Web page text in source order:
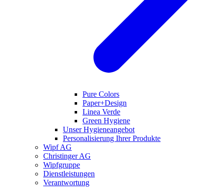
Pure Colors
Paper+Design
Linea Verde
Green Hygiene
Unser Hygieneangebot
Personalisierung Ihrer Produkte
Wipf AG
Christinger AG
Wipfgruppe
Dienstleistungen
Verantwortung